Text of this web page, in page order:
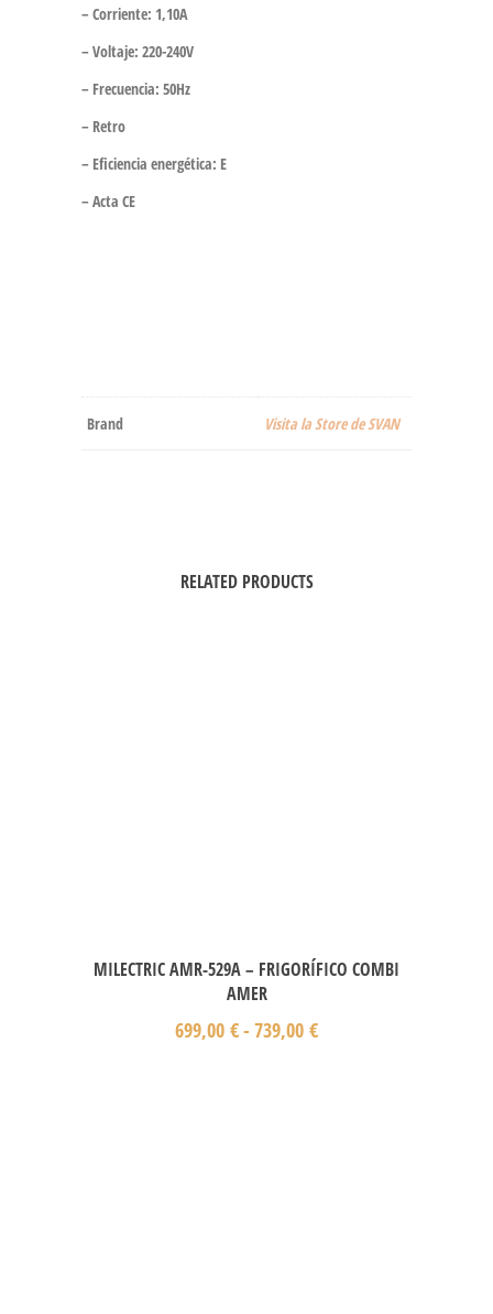
– Corriente: 1,10A
– Voltaje: 220-240V
– Frecuencia: 50Hz
– Retro
– Eficiencia energética: E
– Acta CE
Brand Visita la Store de SVAN
RELATED PRODUCTS
MILECTRIC AMR-529A – FRIGORÍFICO COMBI
AMER
699,00 €- 739,00 €